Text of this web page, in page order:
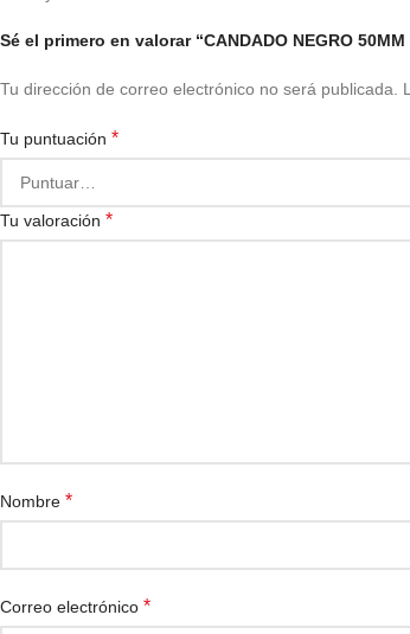
Sé el primero en valorar “CANDADO NEGRO 50MM
Tu dirección de correo electrónico no será publicada.
Tu puntuación *
Tu valoración *
Nombre *
Correo electrónico *